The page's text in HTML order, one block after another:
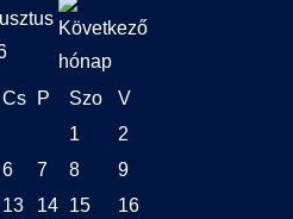
Cs P Szo
V
1
2
6 7 8
9
13 14 15
16